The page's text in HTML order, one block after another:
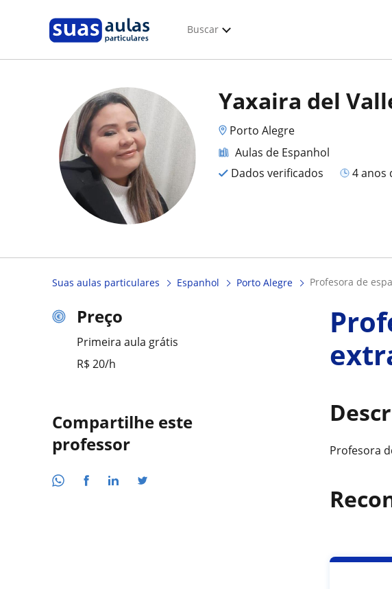
Buscar
Yaxaira del
Porto Alegre
Aulas de Espanhol
Dados verificados
4
Suas aulas particulares Espanhol Porto Alegre profesora de
Preço
Primeira aula grátis
R$ 20/h
Compartilhe este
professor
Profesora